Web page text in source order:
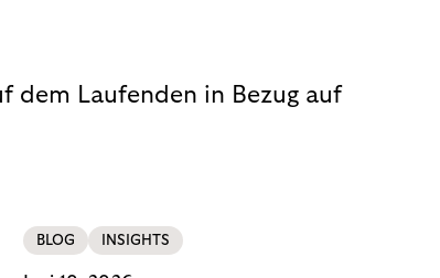
dem Laufenden in Bezug auf
BLOG INSIGHTS